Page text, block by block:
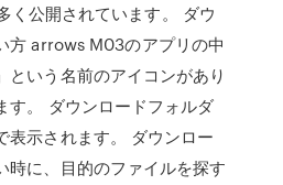
く公開されています。 ダウ
方 arrows M03のアプリの中
という名前のアイコンがあり
す。 ダウンロードフォルダ
表示されます。 ダウンロー
時に、目的のファイルを探す